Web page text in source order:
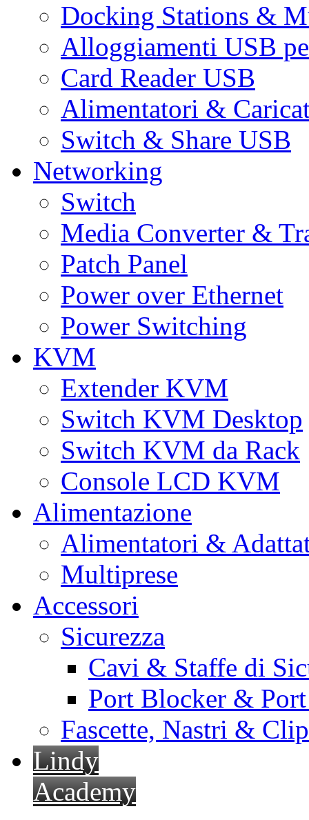
Docking Stations &
Alloggiamenti USB
Card Reader USB
Alimentatori &
Switch & Share USB
Networking
Switch
Media Converter &
Patch Panel
Power over Ethernet
Power Switching
KVM
Extender KVM
Switch KVM Desktop
Switch KVM da Rack
Console LCD KVM
Alimentazione
Alimentatori &
Multiprese
Accessori
Sicurezza
Cavi & Staffe di
Port Blocker &
Fascette, Nastri &
Lindy
Academy